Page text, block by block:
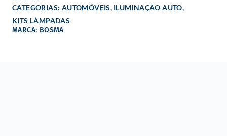
CATEGORIAS: AUTOMÓVEIS, ILUMINAÇÃO AUTO,
KITS LÂMPADAS
MARCA: BOSMA